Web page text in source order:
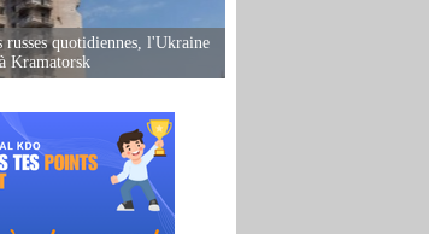
russes quotidiennes, l'Ukraine
Kramatorsk